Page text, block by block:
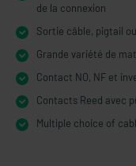
de la connexion
Sortie câble, pigtail
Grande variété de
Contact NO, NF et
Contacts Reed avec
Multiple choice of